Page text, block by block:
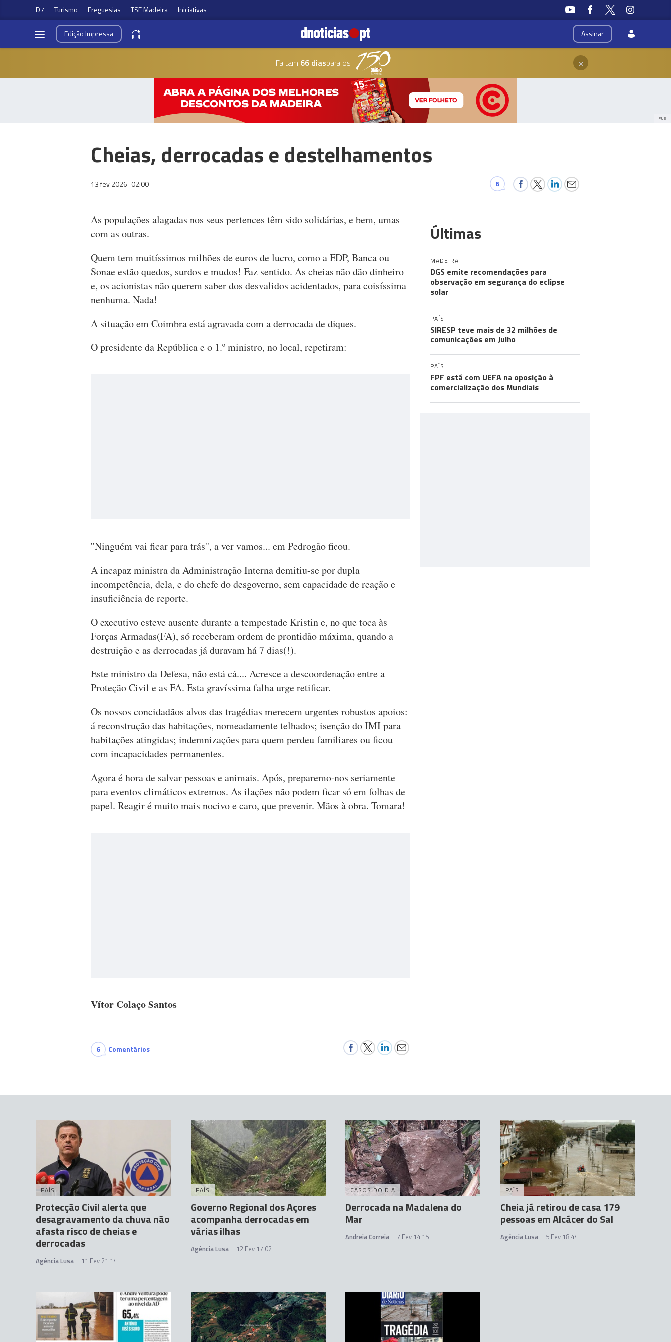
D7 Turismo Freguesias TSF Madeira Iniciativas
Assinar
EdiçãoImpressa
Faltam 66 diaspara os ×
PUB
Cheias, derrocadas e destelhamentos
13 fev 2026 02:00 6
As populações alagadas nos seus pertences têm sido solidárias, e bem, umas
com as outras.
Quem tem muitíssimos milhões de euros de lucro, como a EDP, Banca ou
Sonae estão quedos, surdos e mudos! Faz sentido. As cheias não dão dinheiro
e, os acionistas não querem saber dos desvalidos acidentados, para coisíssima
nenhuma. Nada!
A situação em Coimbra está agravada com a derrocada de diques.
O presidente da República e o 1.º ministro, no local, repetiram:
''Ninguém vai ficar para trás'', a ver vamos... em Pedrogão ficou.
A incapaz ministra da Administração Interna demitiu-se por dupla
incompetência, dela, e do chefe do desgoverno, sem capacidade de reação e
insuficiência de reporte.
O executivo esteve ausente durante a tempestade Kristin e, no que toca às
Forças Armadas(FA), só receberam ordem de prontidão máxima, quando a
destruição e as derrocadas já duravam há 7 dias(!).
Este ministro da Defesa, não está cá.... Acresce a descoordenação entre a
Proteção Civil e as FA. Esta gravíssima falha urge retificar.
Os nossos concidadãos alvos das tragédias merecem urgentes robustos apoios:
á reconstrução das habitações, nomeadamente telhados; isenção do IMI para
habitações atingidas; indemnizações para quem perdeu familiares ou ficou
com incapacidades permanentes.
Agora é hora de salvar pessoas e animais. Após, preparemo-nos seriamente
para eventos climáticos extremos. As ilações não podem ficar só em folhas de
papel. Reagir é muito mais nocivo e caro, que prevenir. Mãos à obra. Tomara!
Vítor Colaço Santos
6 Comentários
Últimas
MADEIRA
DGS emite recomendações para
observação em segurança do eclipse
solar
PAÍS
SIRESP teve mais de 32 milhões de
comunicações em Julho
PAÍS
FPF está com UEFA na oposição à
comercialização dos Mundiais
PAÍS
Protecção Civil alerta que
desagravamento da chuva não
afasta risco de cheias e
derrocadas
Agência Lusa 11 Fev 21:14
PAÍS
Governo Regional dos Açores
acompanha derrocadas em
várias ilhas
Agência Lusa 12 Fev 17:02
CASOS DO DIA
Derrocada na Madalena do
Mar
Andreia Correia 7 Fev 14:15
PAÍS
Cheia já retirou de casa 179
pessoas em Alcácer do Sal
Agência Lusa 5 Fev 18:44